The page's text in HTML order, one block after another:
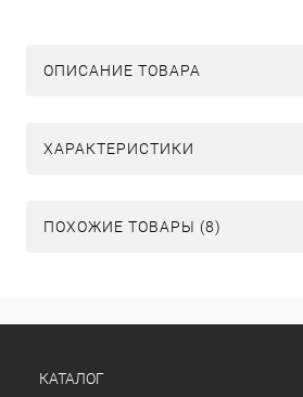
ОПИСАНИЕ ТОВАРА
ХАРАКТЕРИСТИКИ
ПОХОЖИЕ ТОВАРЫ (8)
КАТАЛОГ